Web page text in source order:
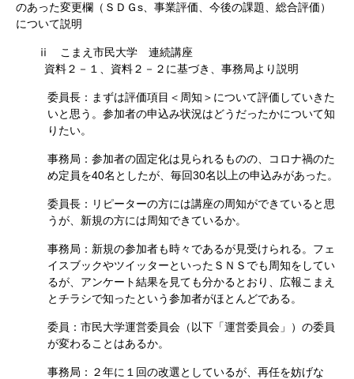
のあった変更欄（ＳＤＧs、事業評価、今後の課題、総合評価）
について説明
ⅱ こまえ市民大学 連続講座
資料２－１、資料２－２に基づき、事務局より説明
委員長：まずは評価項目＜周知＞について評価していきた
いと思う。参加者の申込み状況はどうだったかについて知
りたい。
事務局：参加者の固定化は見られるものの、コロナ禍のた
め定員を40名としたが、毎回30名以上の申込みがあった。
委員長：リピーターの方には講座の周知ができていると思
うが、新規の方には周知できているか。
事務局：新規の参加者も時々であるが見受けられる。フェ
イスブックやツイッターといったＳＮＳでも周知をしてい
るが、アンケート結果を見ても分かるとおり、広報こまえ
とチラシで知ったという参加者がほとんどである。
委員：市民大学運営委員会（以下「運営委員会」）の委員
が変わることはあるか。
事務局：２年に１回の改選としているが、再任を妨げな